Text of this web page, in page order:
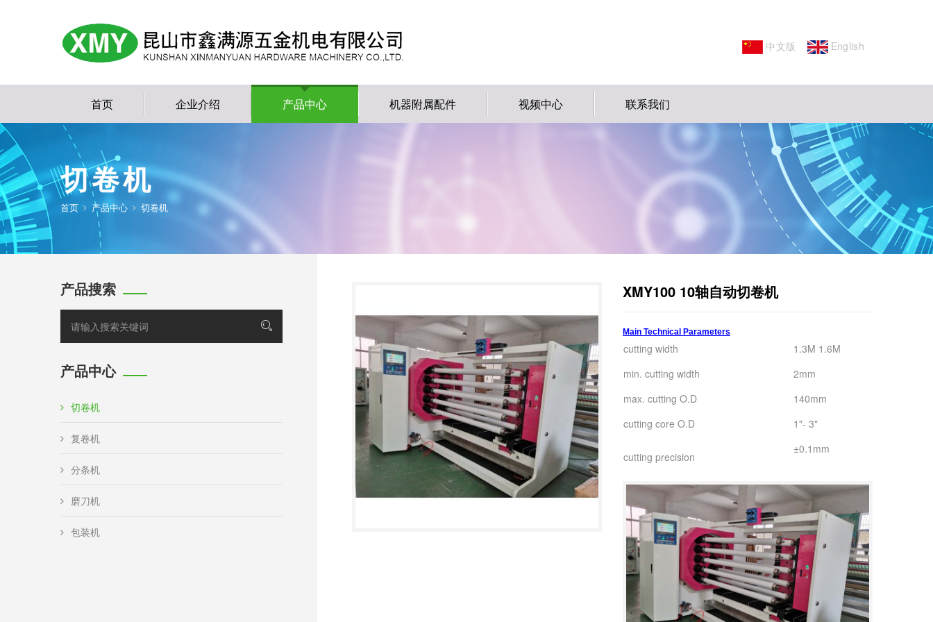
中文版 English
首页 企业介绍 产品中心 机器附属配件 视频中心 联系我们
切卷机
首页 产品中心 切卷机
产品搜索
产品中心
切卷机
复卷机
分条机
磨刀机
包装机
XMY100 10轴自动切卷机
Main Technical Parameters
cutting width
1.3M 1.6M
min. cutting width
2mm
max. cutting O.D
140mm
cutting core O.D
1"- 3"
cutting precision
±0.1mm